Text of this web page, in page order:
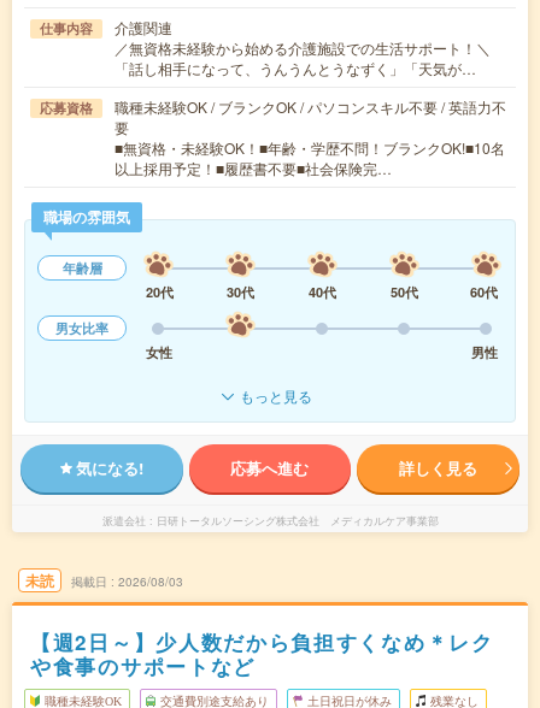
仕事内容
介護関連
／無資格未経験から始める介護施設での生活サポート！＼
「話し相手になって、うんうんとうなずく」「天気が…
応募資格
職種未経験OK / ブランクOK / パソコンスキル不要 / 英語力不
要
■無資格・未経験OK！■年齢・学歴不問！ブランクOK!■10名
以上採用予定！■履歴書不要■社会保険完…
職場の雰囲気
年齢層
20代
30代 40代 50代
60代
男女比率
女性
男性
もっと見る
気になる! 応募へ進む 詳しく見る
派遣会社 日研トータルソーシング株式会社 メディカルケア事業部
未読 掲載日 2026/08/03
【週2日～】少人数だから負担すくなめ＊レク
や食事のサポートなど
職種未経験OK 交通費別途支給あり 土日祝日が休み 残業なし